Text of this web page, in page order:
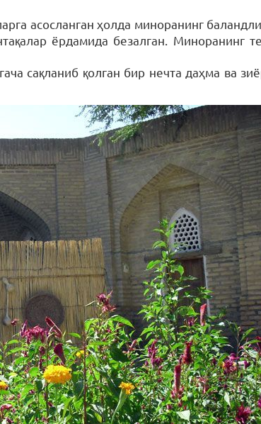
асосланган ҳолда миноранинг
ёрдамида безалган. Миноранинг
сақланиб қолган бир нечта даҳма ва